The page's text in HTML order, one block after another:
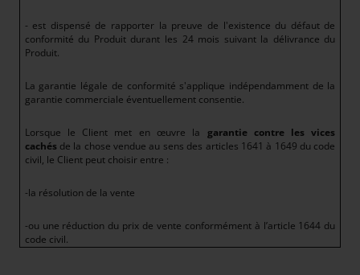
- est dispensé de rapporter la preuve de l'existence du défaut de
conformité du Produit durant les 24 mois suivant la délivrance du
Produit.
La garantie légale de conformité s'applique indépendamment de la
garantie commerciale éventuellement consentie.
Lorsque le Client met en œuvre la garantie contre les vices
cachés de la chose vendue au sens des articles 1641 à 1649 du code
civil, le Client peut choisir entre :
-la résolution de la vente
-ou une réduction du prix de vente conformément à l’article 1644 du
code civil.